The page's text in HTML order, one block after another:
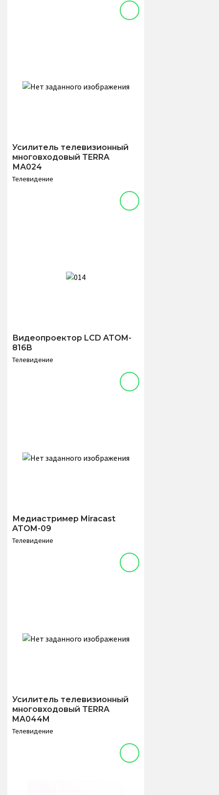
Усилитель телевизионный
многовходовый TERRA
МА024
Телевидение
Видеопроектор LCD ATOM-
816B
Телевидение
Медиастример Miracast
ATOM-09
Телевидение
Усилитель телевизионный
многовходовый TERRA
MA044M
Телевидение